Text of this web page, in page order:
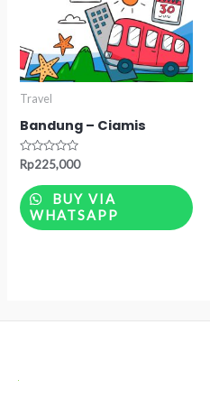
Travel
Bandung – Ciamis
Rated
0
out
of
5
Rp225,000
BUY VIA
WHATSAPP